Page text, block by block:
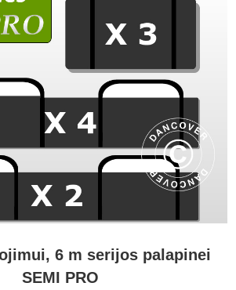
6 m serijos palapinei
SEMI PRO